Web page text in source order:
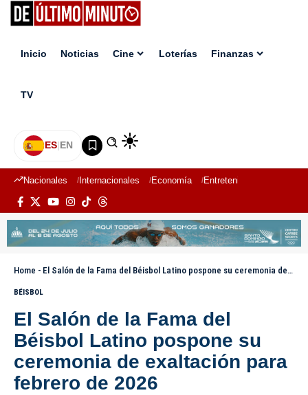
Inicio Noticias Cine Loterías Finanzas
TV
ES|EN
Nacionales Internacionales Economía Entretenimiento
Home - El Salón de la Fama del Béisbol Latino pospone su ceremonia de exaltación para febrero de 2026
BÉISBOL
El Salón de la Fama del
Béisbol Latino pospone su
ceremonia de exaltación para
febrero de 2026